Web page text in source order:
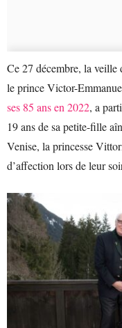
Ce 27 décembre, la veille
le prince Victor-
ses 85 ans en 2022, a
19 ans de sa petite-fille
Venise, la princesse
d’affection lors de leur